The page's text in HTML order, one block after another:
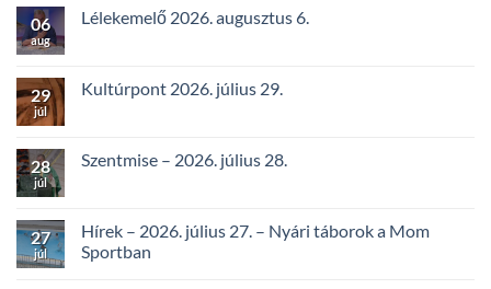
06
aug
Lélekemelő 2026. augusztus 6.
29
júl
Kultúrpont 2026. július 29.
28
júl
Szentmise – 2026. július 28.
27
júl
Hírek – 2026. július 27. – Nyári táborok a Mom
Sportban